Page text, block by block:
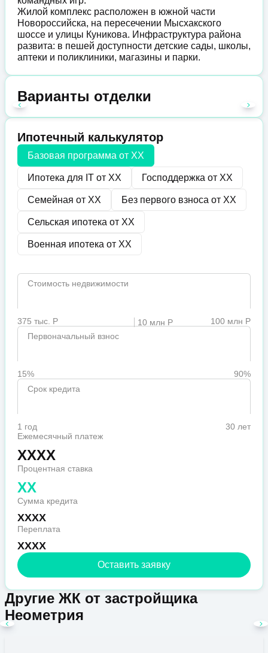
Жилой комплекс расположен в южной части
Новороссийска, на пересечении Мысхакского
шоссе и улицы Куникова. Инфраструктура района
развита: в пешей доступности детские сады, школы,
аптеки и поликлиники, магазины и парки.
Варианты отделки
Ипотечный калькулятор
Базовая программа от XX
Ипотека для IT от XX Господдержка от XX
Семейная от XX Без первого взноса от XX
Сельская ипотека от XX
Военная ипотека от XX
Стоимость недвижимости
375 тыс. Р 10 млн Р
100 млн Р
Первоначальный взнос
15%
90%
Срок кредита
1 год
30 лет
Ежемесячный платеж
XXXX
Процентная ставка
XX
Сумма кредита
XXXX
Переплата
XXXX
Оставить заявку
Другие ЖК от застройщика
Неометрия